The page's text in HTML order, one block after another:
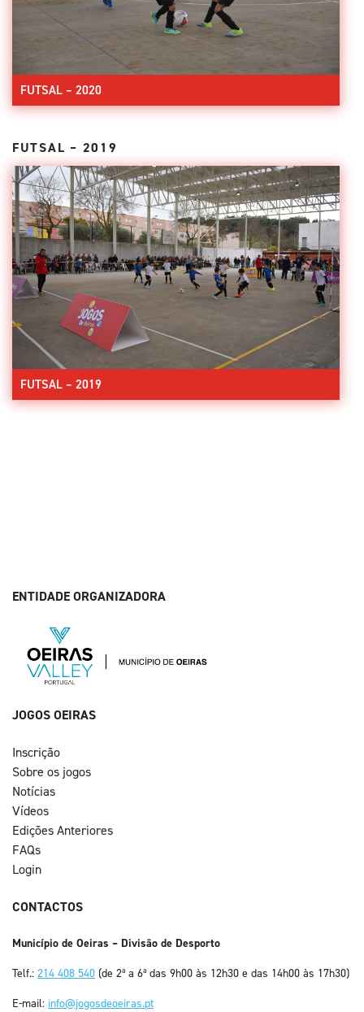
FUTSAL – 2020
FUTSAL – 2019
FUTSAL – 2019
ENTIDADE ORGANIZADORA
JOGOS OEIRAS
Inscrição
Sobre os jogos
Notícias
Vídeos
Edições Anteriores
FAQs
Login
CONTACTOS
Município de Oeiras – Divisão de Desporto
Telf.: 214 408 540 (de 2ª a 6ª das 9h00 às 12h30 e das 14h00 às 17h30)
E-mail: info@jogosdeoeiras.pt